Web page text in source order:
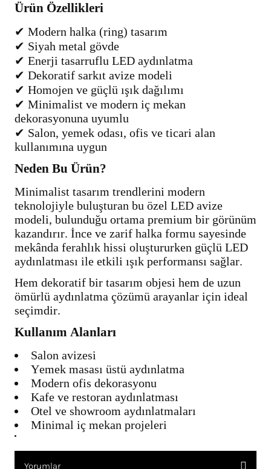
Ürün Özellikleri
✔ Modern halka (ring) tasarım
✔ Siyah metal gövde
✔ Enerji tasarruflu LED aydınlatma
✔ Dekoratif sarkıt avize modeli
✔ Homojen ve güçlü ışık dağılımı
✔ Minimalist ve modern iç mekan
dekorasyonuna uyumlu
✔ Salon, yemek odası, ofis ve ticari alan
kullanımına uygun
Neden Bu Ürün?
Minimalist tasarım trendlerini modern
teknolojiyle buluşturan bu özel LED avize
modeli, bulunduğu ortama premium bir görünüm
kazandırır. İnce ve zarif halka formu sayesinde
mekânda ferahlık hissi oluştururken güçlü LED
aydınlatması ile etkili ışık performansı sağlar.
Hem dekoratif bir tasarım objesi hem de uzun
ömürlü aydınlatma çözümü arayanlar için ideal
seçimdir.
Kullanım Alanları
Salon avizesi
Yemek masası üstü aydınlatma
Modern ofis dekorasyonu
Kafe ve restoran aydınlatması
Otel ve showroom aydınlatmaları
Minimal iç mekan projeleri
Yorumlar